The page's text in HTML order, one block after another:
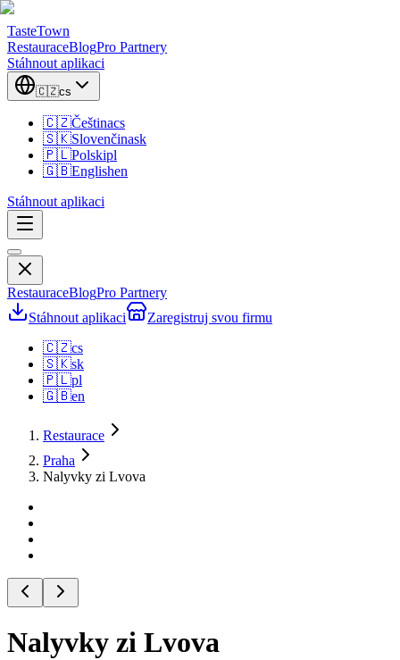
TasteTown
RestauraceBlogPro Partnery
Stáhnout aplikaci
🇨🇿cs
🇨🇿Češtinacs
🇸🇰Slovenčinask
🇵🇱Polskipl
🇬🇧Englishen
Stáhnout aplikaci
RestauraceBlogPro Partnery
Stáhnout aplikaci
Zaregistruj svou firmu
🇨🇿cs
🇸🇰sk
🇵🇱pl
🇬🇧en
Restaurace
Praha
Nalyvky zi Lvova
Nalyvky zi Lvova